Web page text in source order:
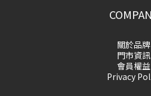
關於品牌
門市資訊
會員權益
Privacy